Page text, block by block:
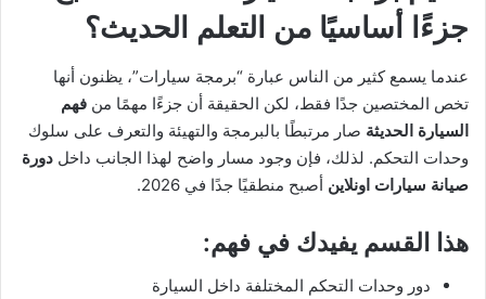
جزءًا أساسيًا من التعلم الحديث؟
عندما يسمع كثير من الناس عبارة “برمجة سيارات”، يظنون أنها
تخص المختصين جدًا فقط، لكن الحقيقة أن جزءًا مهمًا من فهم
السيارة الحديثة صار مرتبطًا بالبرمجة والتهيئة والتعرف على سلوك
وحدات التحكم. لذلك، فإن وجود مسار واضح لهذا الجانب داخل دورة
صيانة سيارات اونلاين أصبح منطقيًا جدًا في 2026.
هذا القسم يفيدك في فهم:
دور وحدات التحكم المختلفة داخل السيارة